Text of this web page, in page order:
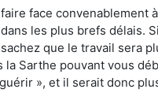
face convenablement
les plus brefs délais.
que le travail sera
la Sarthe pouvant vous
», et il serait donc